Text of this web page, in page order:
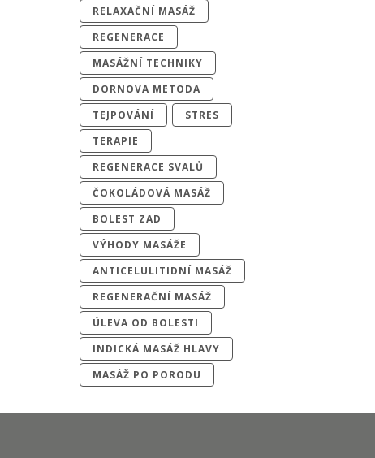
RELAXAČNÍ MASÁŽ
REGENERACE
MASÁŽNÍ TECHNIKY
DORNOVA METODA
TEJPOVÁNÍ
STRES
TERAPIE
REGENERACE SVALŮ
ČOKOLÁDOVÁ MASÁŽ
BOLEST ZAD
VÝHODY MASÁŽE
ANTICELULITIDNÍ MASÁŽ
REGENERAČNÍ MASÁŽ
ÚLEVA OD BOLESTI
INDICKÁ MASÁŽ HLAVY
MASÁŽ PO PORODU